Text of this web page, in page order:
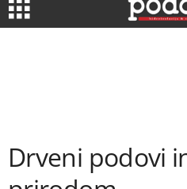
Drveni podovi